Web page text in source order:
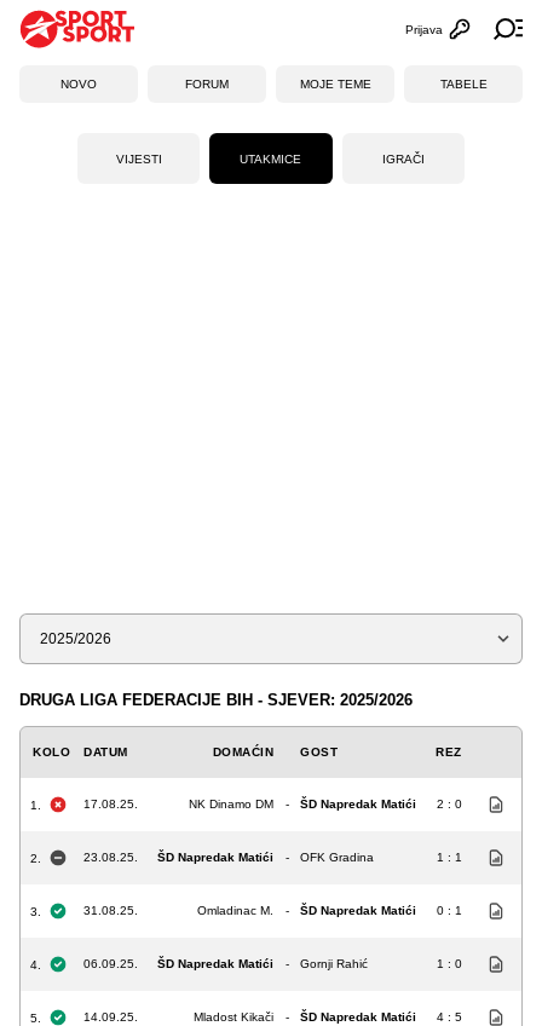
Otvori
Prijava
NOVO FORUM MOJE TEME TABELE
VIJESTI UTAKMICE IGRAČI
Sezona
DRUGA LIGA FEDERACIJE BIH - SJEVER: 2025/2026
KOLO DATUM DOMAĆIN GOST REZ
1. 17.08.25. NK Dinamo DM - ŠD Napredak Matići 2 : 0
2. 23.08.25. ŠD Napredak Matići - OFK Gradina 1 : 1
3. 31.08.25. Omladinac M. - ŠD Napredak Matići 0 : 1
4. 06.09.25. ŠD Napredak Matići - Gornji Rahić 1 : 0
5. 14.09.25. Mladost Kikači - ŠD Napredak Matići 4 : 5